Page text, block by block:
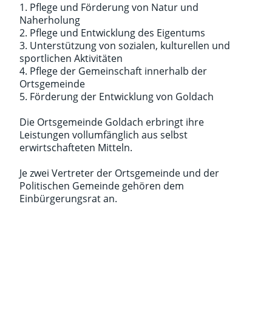
1. Pflege und Förderung von Natur und
Naherholung
2. Pflege und Entwicklung des Eigentums
3. Unterstützung von sozialen, kulturellen und
sportlichen Aktivitäten
4. Pflege der Gemeinschaft innerhalb der
Ortsgemeinde
5. Förderung der Entwicklung von Goldach
Die Ortsgemeinde Goldach erbringt ihre
Leistungen vollumfänglich aus selbst
erwirtschafteten Mitteln.
Je zwei Vertreter der Ortsgemeinde und der
Politischen Gemeinde gehören dem
Einbürgerungsrat an.